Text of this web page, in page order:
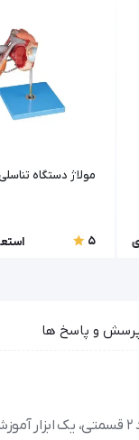
مولاژ دستگاه
5
پرسش و پاسخ ها
این مولاژ مقطع میانی لگن